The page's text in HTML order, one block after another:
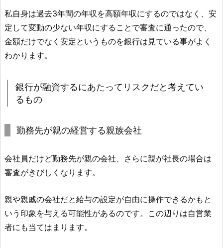
私自身は過去3年間の年収を高額年収にするのではなく、安
定して変動の少ない年収にすることで審査に通ったので、
金額だけでなく安定というものを銀行は見ている事がよく
わかります。
銀行が融資するにあたってリスクだと考えてい
るもの
勤務先が親の経営する親族会社
会社員だけど勤務先が親の会社、さらに親が社長の場合は
審査がきびしくなります。
親や親戚の会社だと給与の設定が自由に操作できるかもと
いう印象を与える可能性があるのです。この辺りは自営業
者にも当てはまります。